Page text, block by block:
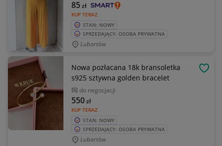
KUP TERAZ
85zł
STAN: NOWY
SPRZEDAJĄCY: OSOBA PRYWATNA
Lubartów
Nowa pozłacana 18k bransoletka
s925 sztywna golden bracelet
do negocjacji
KUP TERAZ
550zł
STAN: NOWY
SPRZEDAJĄCY: OSOBA PRYWATNA
Lubartów